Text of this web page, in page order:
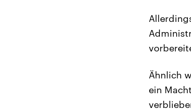
Ähnlich
ein